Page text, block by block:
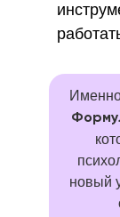
новый